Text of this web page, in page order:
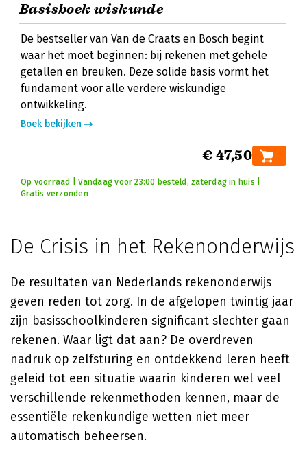
Basisboek wiskunde
De bestseller van Van de Craats en Bosch begint
waar het moet beginnen: bij rekenen met gehele
getallen en breuken. Deze solide basis vormt het
fundament voor alle verdere wiskundige
ontwikkeling.
Boek bekijken
€ 47,50
Op voorraad | Vandaag voor 23:00 besteld, zaterdag in huis |
Gratis verzonden
De Crisis in het Rekenonderwijs
De resultaten van Nederlands rekenonderwijs
geven reden tot zorg. In de afgelopen twintig jaar
zijn basisschoolkinderen significant slechter gaan
rekenen. Waar ligt dat aan? De overdreven
nadruk op zelfsturing en ontdekkend leren heeft
geleid tot een situatie waarin kinderen wel veel
verschillende rekenmethoden kennen, maar de
essentiële rekenkundige wetten niet meer
automatisch beheersen.